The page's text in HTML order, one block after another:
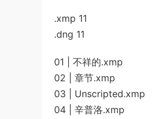
.xmp 11
.dng 11
01 | 不祥的.xmp
02 | 章节.xmp
03 | Unscripted.xmp
04 | 辛普洛.xmp